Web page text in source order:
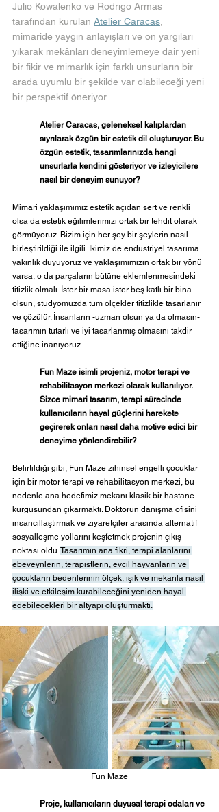
Julio Kowalenko ve Rodrigo Armas
tarafından kurulan Atelier Caracas
mimaride yaygın anlayışları ve ön yargıları
yıkarak mekânları deneyimlemeye dair yeni
bir fikir ve mimarlık için farklı unsurların bir
arada uyumlu bir şekilde var olabileceği yeni
bir perspektif öneriyor.
Atelier Caracas, geleneksel kalıplardan
sıyrılarak özgün bir estetik dil oluşturuyor. Bu
özgün estetik, tasarımlarınızda hangi
unsurlarla kendini gösteriyor ve izleyicilere
nasıl bir deneyim sunuyor?
Mimari yaklaşımımız estetik açıdan sert ve renkli
olsa da estetik eğilimlerimizi ortak bir tehdit olarak
görmüyoruz. Bizim için her şey bir şeylerin nasıl
birleştirildiği ile ilgili. İkimiz de endüstriyel tasarıma
yakınlık duyuyoruz ve yaklaşımımızın ortak bir yönü
varsa, o da parçaların bütüne eklemlenmesindeki
titizlik olmalı. İster bir masa ister beş katlı bir bina
olsun, stüdyomuzda tüm ölçekler titizlikle tasarlanır
ve çözülür. İnsanların -uzman olsun ya da olmasın-
tasarımın tutarlı ve iyi tasarlanmış olmasını takdir
ettiğine inanıyoruz.
Fun Maze isimli projeniz, motor terapi ve
rehabilitasyon merkezi olarak kullanılıyor.
Sizce mimari tasarım, terapi sürecinde
kullanıcıların hayal güçlerini harekete
geçirerek onları nasıl daha motive edici bir
deneyime yönlendirebilir?
Belirtildiği gibi, Fun Maze zihinsel engelli çocuklar
için bir motor terapi ve rehabilitasyon merkezi, bu
nedenle ana hedefimiz mekanı klasik bir hastane
kurgusundan çıkarmaktı. Doktorun danışma ofisini
insancıllaştırmak ve ziyaretçiler arasında alternatif
sosyalleşme yollarını keşfetmek projenin çıkış
noktası oldu. Tasarımın ana fikri, terapi alanlarını
ebeveynlerin, terapistlerin, evcil hayvanların ve
çocukların bedenlerinin ölçek, ışık ve mekanla nasıl
ilişki ve etkileşim kurabileceğini yeniden hayal
edebilecekleri bir altyapı oluşturmaktı.
Fun Maze
Proje, kullanıcıların duyusal terapi odaları ve